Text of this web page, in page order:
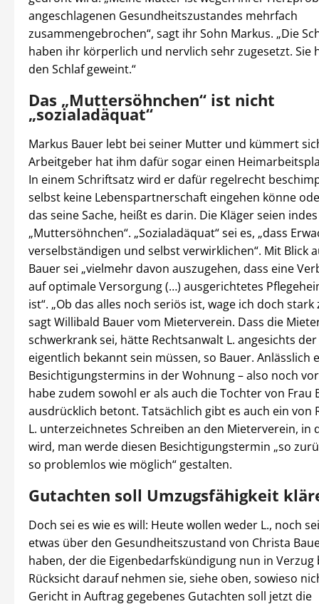
angeschlagenen Gesundheitszustandes mehrfach
zusammengebrochen“, sagt ihr Sohn Markus. „Die
haben ihr körperlich und nervlich sehr zugesetzt. Sie
den Schlaf geweint.“
Das „Muttersöhnchen“ ist nicht
„sozialadäquat“
Markus Bauer lebt bei seiner Mutter und kümmert
Arbeitgeber hat ihm dafür sogar einen
In einem Schriftsatz wird er dafür regelrecht
selbst keine Lebenspartnerschaft eingehen könne
das seine Sache, heißt es darin. Die Kläger seien
„Muttersöhnchen“. „Sozialadäquat“ sei es, „dass
verselbständigen und selbst verwirklichen“. Mit Blick
Bauer sei „vielmehr davon auszugehen, dass eine
auf optimale Versorgung (…) ausgerichtetes
ist“. „Ob das alles noch seriös ist, wage ich doch stark
sagt Willibald Bauer vom Mieterverein. Dass die
schwerkrank sei, hätte Rechtsanwalt L. angesichts
eigentlich bekannt sein müssen, so Bauer. Anlässlich
Besichtigungstermins in der Wohnung – also noch
habe zudem sowohl er als auch die Tochter von Frau
ausdrücklich betont. Tatsächlich gibt es auch ein von
L. unterzeichnetes Schreiben an den Mieterverein, in
wird, man werde diesen Besichtigungstermin „so
so problemlos wie möglich“ gestalten.
Gutachten soll Umzugsfähigkeit
Doch sei es wie es will: Heute wollen weder L., noch
etwas über den Gesundheitszustand von Christa
haben, der die Eigenbedarfskündigung nun in Verzug
Rücksicht darauf nehmen sie, siehe oben, sowieso
Gericht in Auftrag gegebenes Gutachten soll jetzt die